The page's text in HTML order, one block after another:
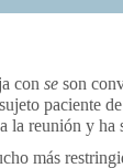
con se son
paciente
la reunión y ha
más